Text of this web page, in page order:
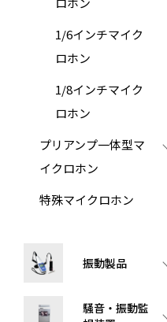
1/6インチマイク
ロホン
1/8インチマイク
ロホン
プリアンプ一体型マ
イクロホン
特殊マイクロホン
振動製品
騒音・振動監